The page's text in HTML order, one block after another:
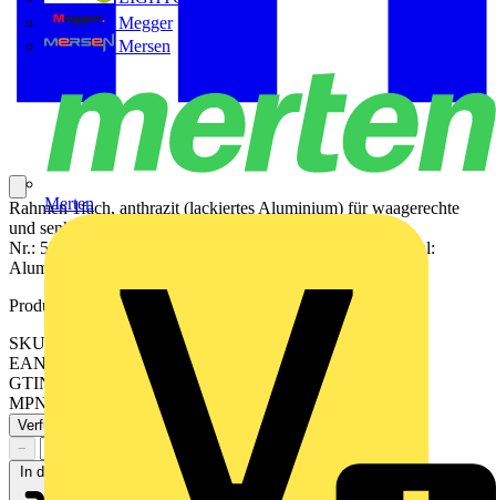
Megger
Mersen
Merten
Rahmen 1fach, anthrazit (lackiertes Aluminium) für waagerechte
und senkrechte Kombination Mit Dichtungsflansch Art.-
Nr.: 551 WU ist der Schutzgrad IP44 gewährleistet. Material:
Aluminium lackiert Maße (B x H): 81 x 81 mm
Produktkennzeichen
SKU: AL2981AN
EAN: 4011377010390
GTIN: 4011377010390
MPN: AL 2981 AN
Verfügbar: 3 Händler
−
In den Warenkorb